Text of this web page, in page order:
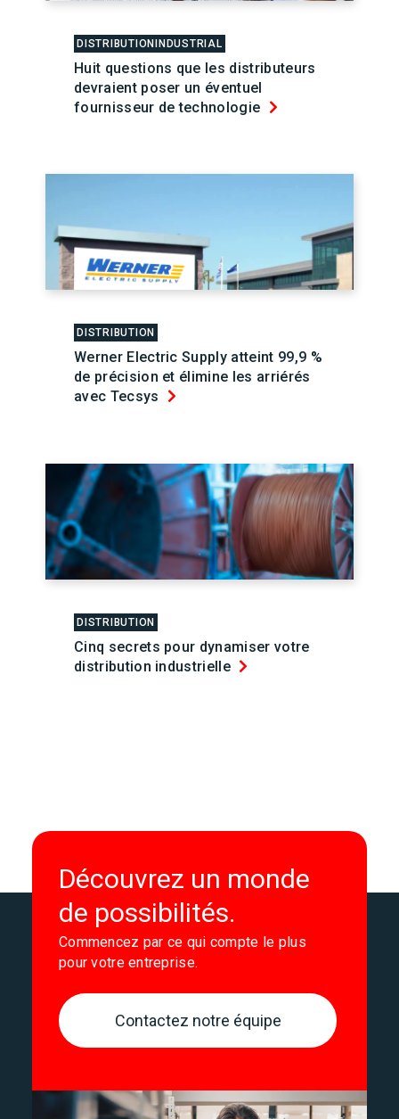
DISTRIBUTIONINDUSTRIAL
Huit questions que les distributeurs
devraient poser un éventuel
fournisseur de technologie
DISTRIBUTION
Werner Electric Supply atteint 99,9 %
de précision et élimine les arriérés
avec Tecsys
DISTRIBUTION
Cinq secrets pour dynamiser votre
distribution industrielle
Découvrez un monde
de possibilités.
Commencez par ce qui compte le plus
pour votre entreprise.
Contactez notre équipe